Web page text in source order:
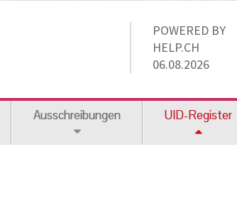
POWERED BY
HELP.CH
06.08.2026
Ausschreibungen UID-Register